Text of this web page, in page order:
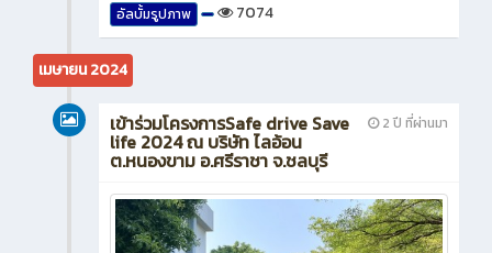
อัลบั้มรูปภาพ 7074
เมษายน 2024
2 ปี ที่ผ่านมา
เข้าร่วมโครงการSafe drive Save
life 2024 ณ บริษัท ไลอ้อน
ต.หนองขาม อ.ศรีราชา จ.ชลบุรี